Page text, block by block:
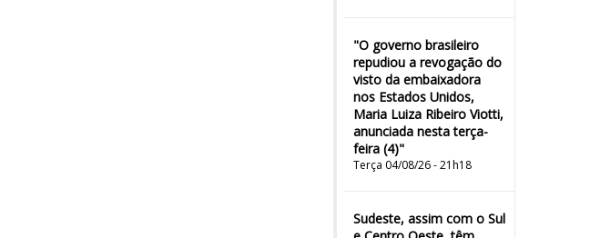
"O governo brasileiro
repudiou a revogação do
visto da embaixadora
nos Estados Unidos,
Maria Luiza Ribeiro Viotti,
anunciada nesta terça-
feira (4)"
Terça 04/08/26 - 21h18
Sudeste, assim com o Sul